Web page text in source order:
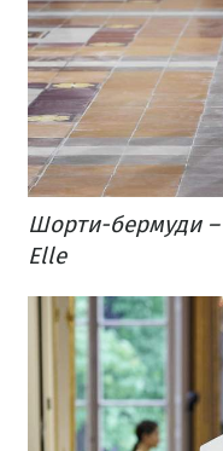
Шорти-бермуди –
Elle